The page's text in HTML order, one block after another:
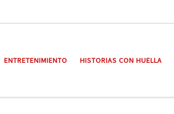
ENTRETENIMIENTO HISTORIAS CON HUELLA